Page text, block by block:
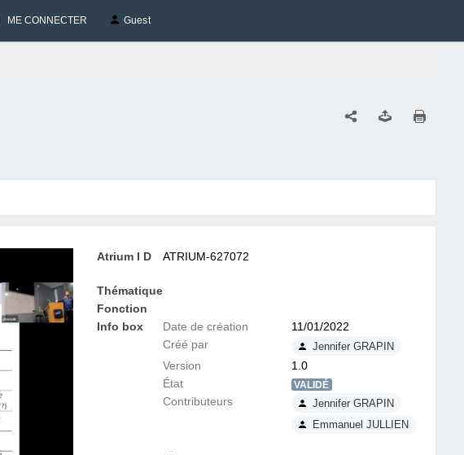
ME CONNECTER Guest
Atrium I D ATRIUM-627072
Thématique
Fonction
Info box
Date de création
11/01/2022
Créé par
Jennifer GRAPIN
Version
1.0
État
VALIDÉ
Contributeurs
Jennifer GRAPIN
Emmanuel JULLIEN